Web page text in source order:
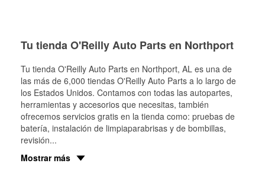
Tu tienda O'Reilly Auto Parts en Northport
Tu tienda O'Reilly Auto Parts en Northport, AL es una de
las más de 6,000 tiendas O'Reilly Auto Parts a lo largo de
los Estados Unidos. Contamos con todas las autopartes,
herramientas y accesorios que necesitas, también
ofrecemos servicios gratis en la tienda como: pruebas de
batería, instalación de limpiaparabrisas y de bombillas,
revisión...
Mostrar más